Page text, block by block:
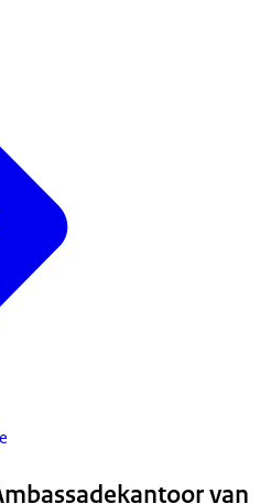
van